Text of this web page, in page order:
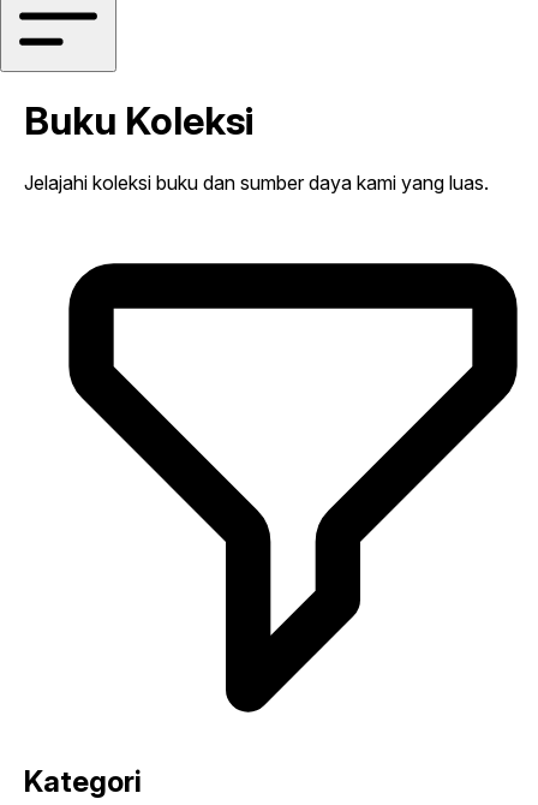
Buku Koleksi
Jelajahi koleksi buku dan sumber daya kami yang luas.
Kategori